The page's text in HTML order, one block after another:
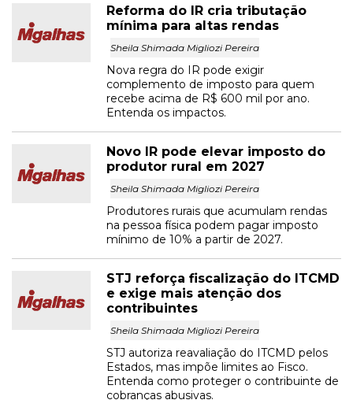
Reforma do IR cria tributação
mínima para altas rendas
Sheila Shimada Migliozi Pereira
Nova regra do IR pode exigir
complemento de imposto para quem
recebe acima de R$ 600 mil por ano.
Entenda os impactos.
Novo IR pode elevar imposto do
produtor rural em 2027
Sheila Shimada Migliozi Pereira
Produtores rurais que acumulam rendas
na pessoa física podem pagar imposto
mínimo de 10% a partir de 2027.
STJ reforça fiscalização do ITCMD
e exige mais atenção dos
contribuintes
Sheila Shimada Migliozi Pereira
STJ autoriza reavaliação do ITCMD pelos
Estados, mas impõe limites ao Fisco.
Entenda como proteger o contribuinte de
cobranças abusivas.